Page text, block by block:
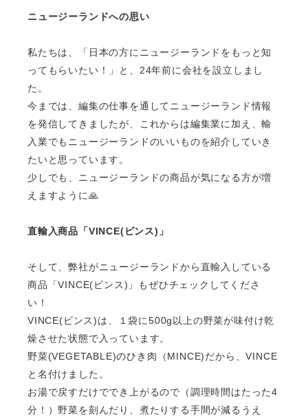
ニュージーランドへの思い
私たちは、「日本の方にニュージーランドをもっと知
ってもらいたい！」と、 24年前に会社を設立しまし
た。
今までは、編集の仕事を通してニュージーランド情報
を発信してきましたが、これからは編集業に加え、輸
入業でもニュージーランドのいいものを紹介していき
たいと思っています。
少しでも、ニュージーランドの商品が気になる方が増
えますように 🙏
直輸入商品「VINCE(ビンス) 」
そして、弊社がニュージーランドから直輸入している
商品「VINCE(ビンス) 」もぜひチェックしてくださ
い！
VINCE(ビンス)は、１袋に500g以上の野菜が味付け乾
燥させた状態で入っています。
野菜(VEGETABLE)のひき肉（MINCE)だから、VINCE
と名付けました。
お湯で戻すだけででき上がるので（調理時間はたった4
分！）野菜を刻んだり、煮たりする手間が減るうえ